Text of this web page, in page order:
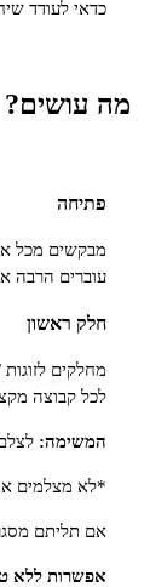
לעודד שיח על מה משך
מכל אחד לחשוב
הרבה אבל כמעט
לזוגות / שלישיות
מקצים 10 דקות.
לצלם 3-5 תמונות מאזורים שונים.
אנשים בלי
מסגרות – אפשר
ללא טלפונים: